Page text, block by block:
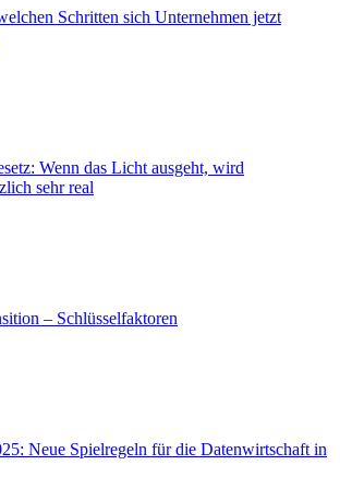
Schritten sich Unternehmen jetzt
Wenn das Licht ausgeht, wird
sehr real
– Schlüsselfaktoren
Neue Spielregeln für die Datenwirtschaft in